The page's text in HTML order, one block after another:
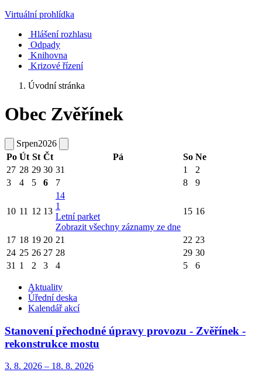
Virtuální prohlídka
Hlášení rozhlasu
Odpady
Knihovna
Krizové řízení
Úvodní stránka
Obec Zvěřínek
Srpen2026
Po Út St Čt Pá So Ne
27 28 29 30 31 1
2
3
4 5 6 7 8 9
10 11 12 13
14
1
Letní parket
Zobrazit všechny záznamy ze dne
15 16
17 18 19 20 21 22 23
24 25 26 27 28 29 30
31 1 2 3 4 5 6
Aktuality
Úřední deska
Kalendář akcí
Stanovení přechodné úpravy provozu - Zvěřínek -
rekonstrukce mostu
3. 8. 2026 – 18. 8. 2026